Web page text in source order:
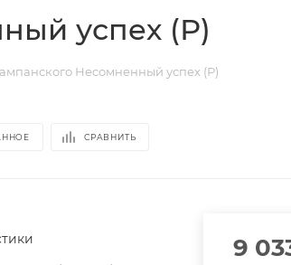
успех (Р)
Несомненный успех (Р)
СРАВНИТЬ
9